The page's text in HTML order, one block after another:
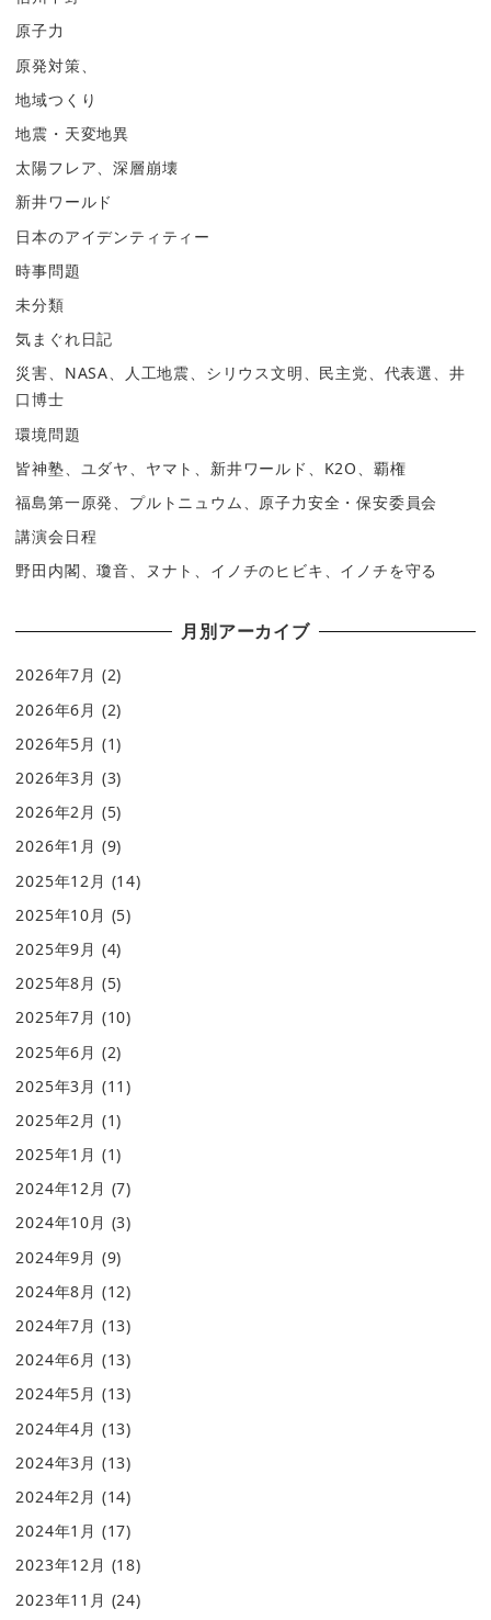
原子力
原発対策、
地域つくり
地震・天変地異
太陽フレア、深層崩壊
新井ワールド
日本のアイデンティティー
時事問題
未分類
気まぐれ日記
災害、NASA、人工地震、シリウス文明、民主党、代表選、井
口博士
環境問題
皆神塾、ユダヤ、ヤマト、新井ワールド、K2O、覇権
福島第一原発、プルトニュウム、原子力安全・保安委員会
講演会日程
野田内閣、瓊音、ヌナト、イノチのヒビキ、イノチを守る
月別アーカイブ
2026年7月 (2)
2026年6月 (2)
2026年5月 (1)
2026年3月 (3)
2026年2月 (5)
2026年1月 (9)
2025年12月 (14)
2025年10月 (5)
2025年9月 (4)
2025年8月 (5)
2025年7月 (10)
2025年6月 (2)
2025年3月 (11)
2025年2月 (1)
2025年1月 (1)
2024年12月 (7)
2024年10月 (3)
2024年9月 (9)
2024年8月 (12)
2024年7月 (13)
2024年6月 (13)
2024年5月 (13)
2024年4月 (13)
2024年3月 (13)
2024年2月 (14)
2024年1月 (17)
2023年12月 (18)
2023年11月 (24)